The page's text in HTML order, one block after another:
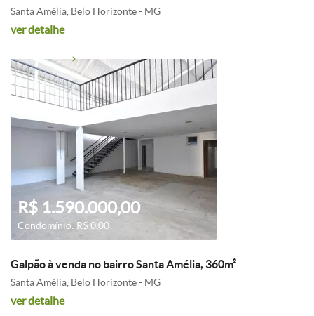
Santa Amélia, Belo Horizonte - MG
ver detalhe
R$ 1.590.000,00
Condomínio: R$ 0,00
Galpão à venda no bairro Santa Amélia, 360m²
Santa Amélia, Belo Horizonte - MG
ver detalhe